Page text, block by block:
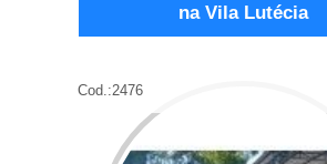
na Vila Lutécia
Cod.:2476